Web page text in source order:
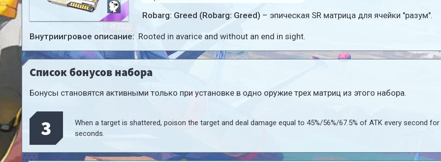
Robarg: Greed (Robarg: Greed) – эпическая SR матрица для ячейки "разум".
Внутриигровое описание: Rooted in avarice and without an end in sight.
Список бонусов набора
Бонусы становятся активными только при установке в одно оружие трех матриц из этого набора.
3
When a target is shattered, poison the target and deal damage equal to 45%/56%/67.5% of ATK every second for
seconds.